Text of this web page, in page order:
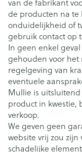
de producten na te
onduidelijkheid of
gebruik contact op
In geen enkel
gehouden voor het
regelgeving van
eventuele
Mullie is
product in kwestie,
verkoop.
We geven geen
website vrij zou
schadelijke